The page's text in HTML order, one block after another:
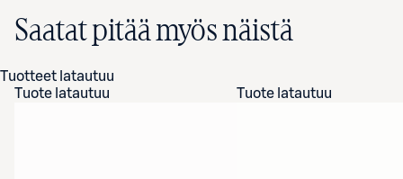
Saatat pitää myös näistä
Tuotteet latautuu
Tuote latautuu
Tuote latautuu